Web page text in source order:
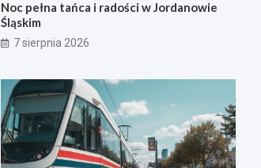
Noc pełna tańca i radości w Jordanowie
Śląskim
7 sierpnia 2026